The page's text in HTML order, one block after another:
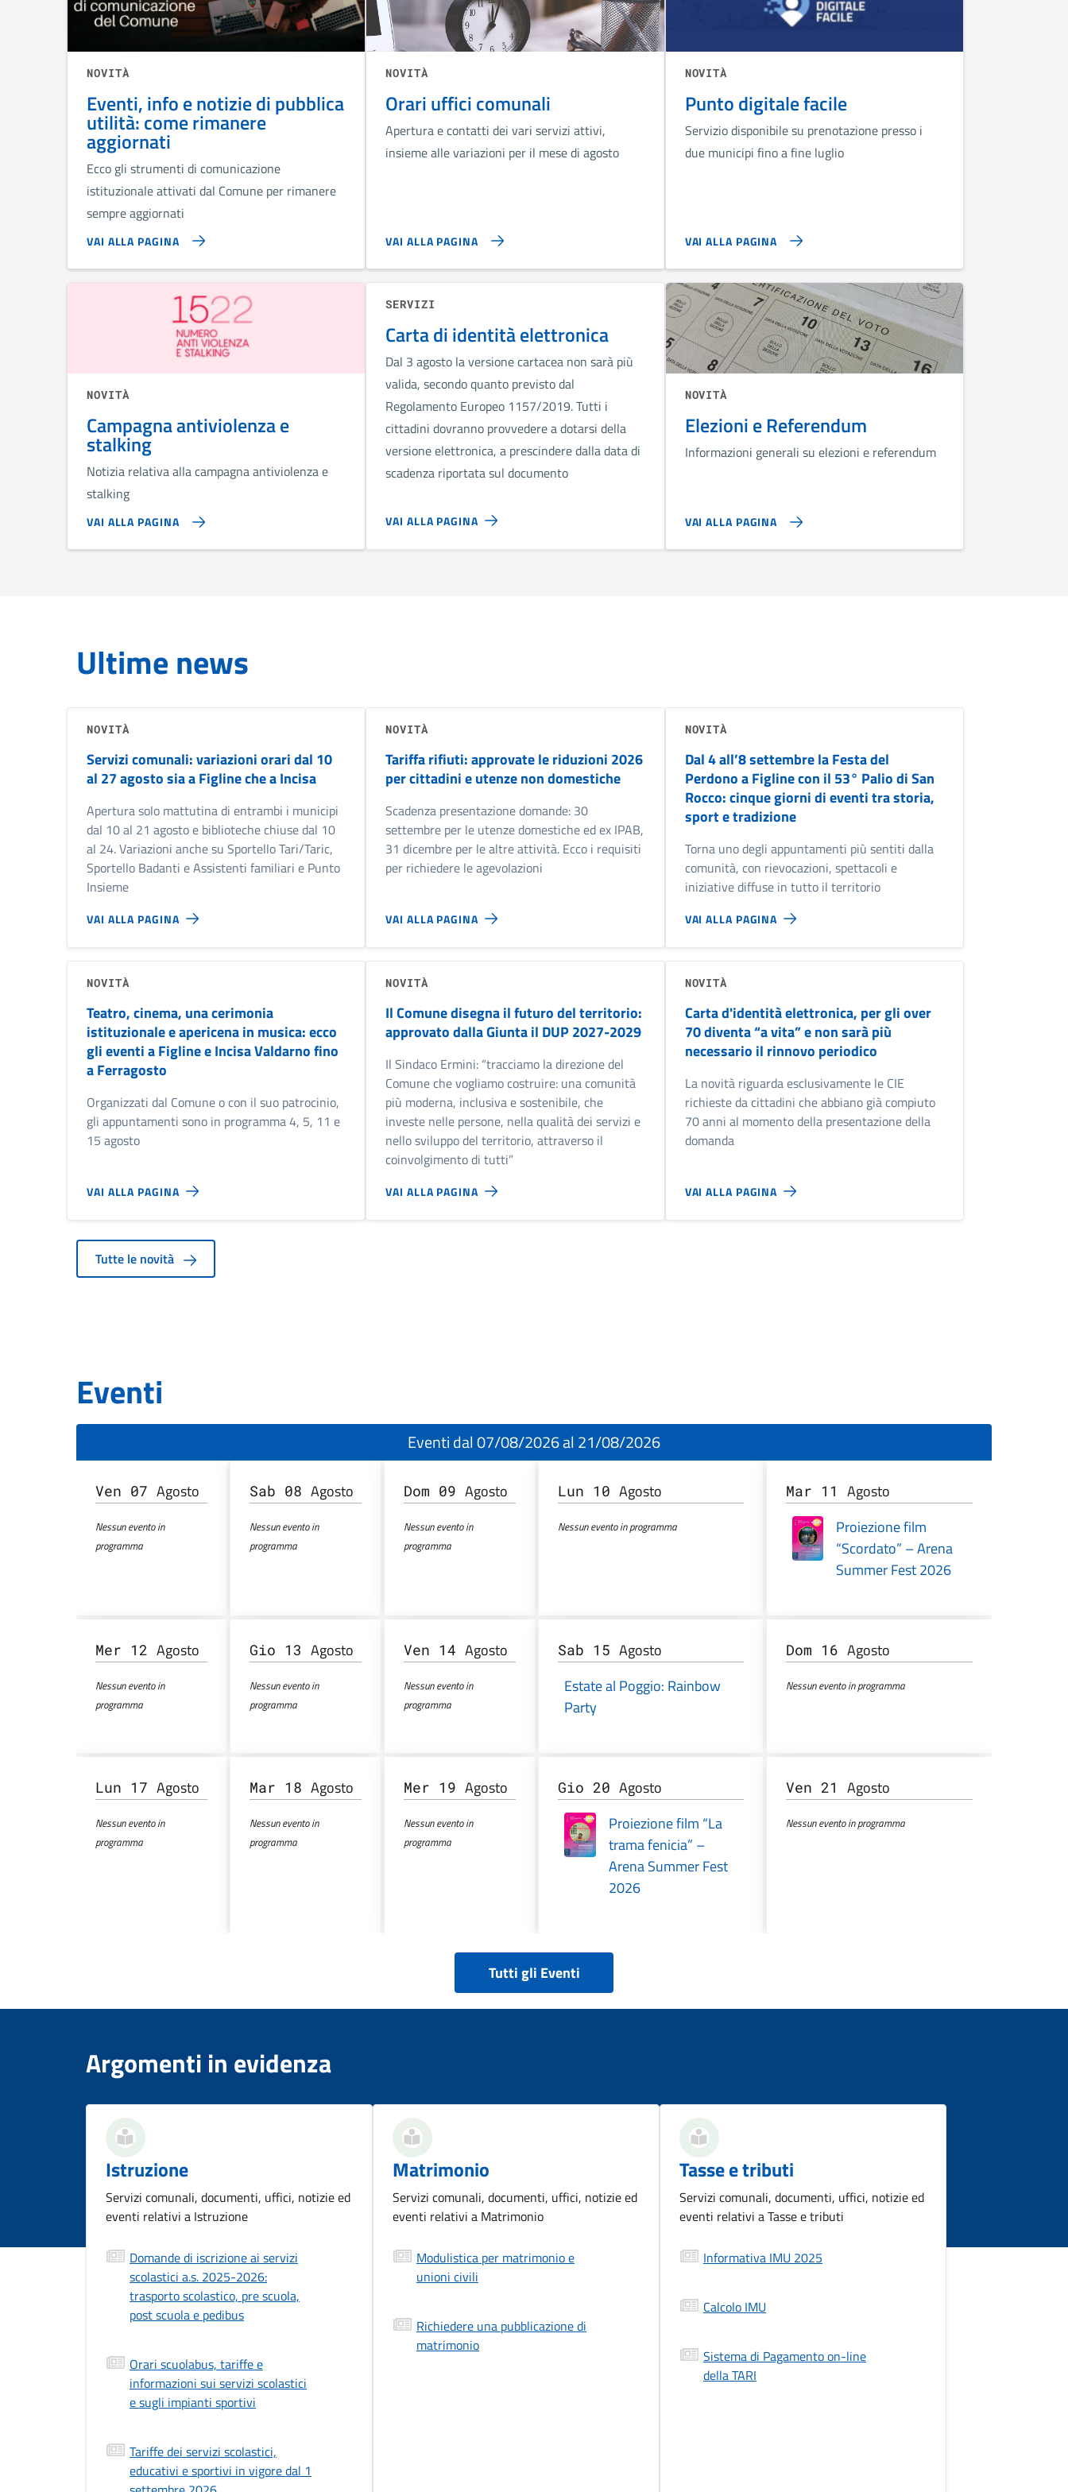
NOVITÀ
Eventi, info e notizie di pubblica
utilità: come rimanere
aggiornati
Ecco gli strumenti di comunicazione
istituzionale attivati dal Comune per rimanere
sempre aggiornati
VAI ALLA PAGINA
NOVITÀ
Orari uffici comunali
Apertura e contatti dei vari servizi attivi,
insieme alle variazioni per il mese di agosto
VAI ALLA PAGINA
NOVITÀ
Punto digitale facile
Servizio disponibile su prenotazione presso i
due municipi fino a fine luglio
VAI ALLA PAGINA
NOVITÀ
Campagna antiviolenza e
stalking
Notizia relativa alla campagna antiviolenza e
stalking
VAI ALLA PAGINA
SERVIZI
Carta di identità elettronica
Dal 3 agosto la versione cartacea non sarà più
valida, secondo quanto previsto dal
Regolamento Europeo 1157/2019. Tutti i
cittadini dovranno provvedere a dotarsi della
versione elettronica, a prescindere dalla data di
scadenza riportata sul documento
VAI ALLA PAGINA
NOVITÀ
Elezioni e Referendum
Informazioni generali su elezioni e referendum
VAI ALLA PAGINA
Ultime news
NOVITÀ
Servizi comunali: variazioni orari dal 10
al 27 agosto sia a Figline che a Incisa
Apertura solo mattutina di entrambi i municipi
dal 10 al 21 agosto e biblioteche chiuse dal 10
al 24. Variazioni anche su Sportello Tari/Taric,
Sportello Badanti e Assistenti familiari e Punto
Insieme
VAI ALLA PAGINA
NOVITÀ
Tariffa rifiuti: approvate le riduzioni 2026
per cittadini e utenze non domestiche
Scadenza presentazione domande: 30
settembre per le utenze domestiche ed ex IPAB,
31 dicembre per le altre attività. Ecco i requisiti
per richiedere le agevolazioni
VAI ALLA PAGINA
NOVITÀ
Dal 4 all’8 settembre la Festa del
Perdono a Figline con il 53° Palio di San
Rocco: cinque giorni di eventi tra storia,
sport e tradizione
Torna uno degli appuntamenti più sentiti dalla
comunità, con rievocazioni, spettacoli e
iniziative diffuse in tutto il territorio
VAI ALLA PAGINA
NOVITÀ
Teatro, cinema, una cerimonia
istituzionale e apericena in musica: ecco
gli eventi a Figline e Incisa Valdarno fino
a Ferragosto
Organizzati dal Comune o con il suo patrocinio,
gli appuntamenti sono in programma 4, 5, 11 e
15 agosto
VAI ALLA PAGINA
NOVITÀ
Il Comune disegna il futuro del territorio:
approvato dalla Giunta il DUP 2027-2029
Il Sindaco Ermini: “tracciamo la direzione del
Comune che vogliamo costruire: una comunità
più moderna, inclusiva e sostenibile, che
investe nelle persone, nella qualità dei servizi e
nello sviluppo del territorio, attraverso il
coinvolgimento di tutti”
VAI ALLA PAGINA
NOVITÀ
Carta d'identità elettronica, per gli over
70 diventa “a vita” e non sarà più
necessario il rinnovo periodico
La novità riguarda esclusivamente le CIE
richieste da cittadini che abbiano già compiuto
70 anni al momento della presentazione della
domanda
VAI ALLA PAGINA
Tutte le novità
Eventi
Eventi dal 07/08/2026 al 21/08/2026
Ven 07 Agosto
Nessun evento in
programma
Sab 08Agosto
Nessun evento in
programma
Dom 09Agosto
Nessun evento in
programma
Lun 10Agosto
Nessun evento in programma
Mar 11 Agosto
Proiezione film
“Scordato” – Arena
Summer Fest 2026
Mer 12 Agosto
Nessun evento in
programma
Gio 13Agosto
Nessun evento in
programma
Ven 14Agosto
Nessun evento in
programma
Sab 15Agosto
Estate al Poggio: Rainbow
Party
Dom 16 Agosto
Nessun evento in programma
Lun 17 Agosto
Nessun evento in
programma
Mar 18Agosto
Nessun evento in
programma
Mer 19Agosto
Nessun evento in
programma
Gio 20Agosto
Proiezione film “La
trama fenicia” –
Arena Summer Fest
2026
Ven 21 Agosto
Nessun evento in programma
Tutti gli Eventi
Argomenti in evidenza
Istruzione
Servizi comunali, documenti, uffici, notizie ed
eventi relativi a Istruzione
Domande di iscrizione ai servizi
scolastici a.s. 2025-2026:
trasporto scolastico, pre scuola,
post scuola e pedibus
Orari scuolabus, tariffe e
informazioni sui servizi scolastici
e sugli impianti sportivi
Tariffe dei servizi scolastici,
educativi e sportivi in vigore dal 1
Matrimonio
Servizi comunali, documenti, uffici, notizie ed
eventi relativi a Matrimonio
Modulistica per matrimonio e
unioni civili
Richiedere una pubblicazione di
matrimonio
Tasse e tributi
Servizi comunali, documenti, uffici, notizie ed
eventi relativi a Tasse e tributi
Informativa IMU 2025
Calcolo IMU
Sistema di Pagamento on-line
della TARI